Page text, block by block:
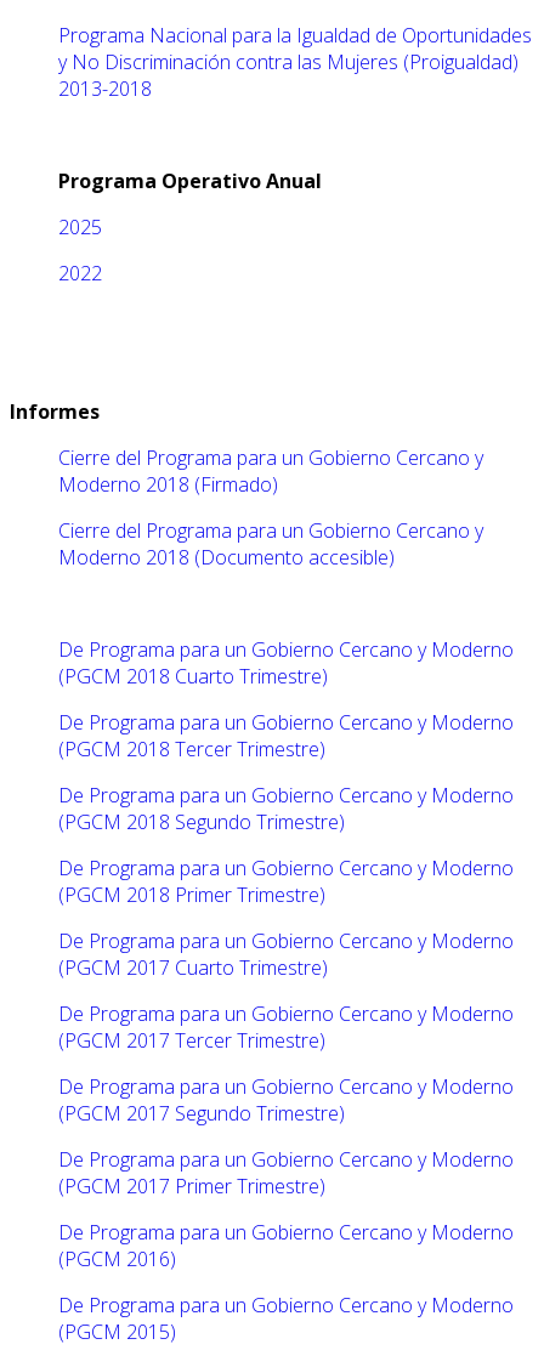
Programa Nacional para la Igualdad de Oportunidades
y No Discriminación contra las Mujeres (Proigualdad)
2013-2018
Programa Operativo Anual
2025
2022
Informes
Cierre del Programa para un Gobierno Cercano y
Moderno 2018 (Firmado)
Cierre del Programa para un Gobierno Cercano y
Moderno 2018 (Documento accesible)
De Programa para un Gobierno Cercano y Moderno
(PGCM 2018 Cuarto Trimestre)
De Programa para un Gobierno Cercano y Moderno
(PGCM 2018 Tercer Trimestre)
De Programa para un Gobierno Cercano y Moderno
(PGCM 2018 Segundo Trimestre)
De Programa para un Gobierno Cercano y Moderno
(PGCM 2018 Primer Trimestre)
De Programa para un Gobierno Cercano y Moderno
(PGCM 2017 Cuarto Trimestre)
De Programa para un Gobierno Cercano y Moderno
(PGCM 2017 Tercer Trimestre)
De Programa para un Gobierno Cercano y Moderno
(PGCM 2017 Segundo Trimestre)
De Programa para un Gobierno Cercano y Moderno
(PGCM 2017 Primer Trimestre)
De Programa para un Gobierno Cercano y Moderno
(PGCM 2016)
De Programa para un Gobierno Cercano y Moderno
(PGCM 2015)